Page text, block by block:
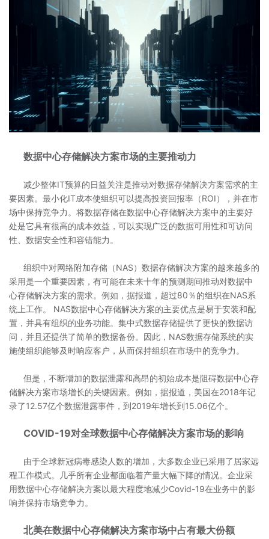
数据中心存储解决方案市场的主要推动力
减少整体IT预算的日益关注是推动对数据存储解决方案需求的主
要因素。最小化IT成本使组织可以提高投资回报率（ROI），并在市
场中保持竞争力。将数据存储在数据中心存储解决方案中的主要好
处是它具有很高的成本效益，可以实现广泛的数据可用性和可访问
性、数据安全性和容错能力。
组织中对网络附加存储（NAS）数据存储解决方案的越来越多的
采用是一个重要因素，有可能在未来十年的预测期间推动对数据中
心存储解决方案的需求。例如，据报道，超过80％的组织在NAS系
统上工作。 NAS数据中心存储解决方案的主要优点是易于安装和配
置，并具有组织的业务功能。集中式数据存储提供了更快的数据访
问，并且还提供了简单的数据备份。因此，NAS数据存储系统的实
施使组织能够及时响应客户，从而保持组织在市场中的竞争力。
但是，不断增加的数据泄露和高昂的初始成本是阻碍数据中心存
储解决方案市场增长的关键因素。例如，据报道，美国在2018年记
录了12.57亿个数据泄露事件，到2019年增长到15.06亿个。
COVID-19对全球数据中心存储解决方案市场的影响
由于全球新冠病毒感染人数的增加，大多数企业已采用了居家远
程工作模式。几乎所有企业都面临着产量大幅下降的情况。企业采
用数据中心存储解决方案以最大程度地减少Covid-19在业务中的影
响并保持市场竞争力。
北美在数据中心存储解决方案市场中占有最大份额